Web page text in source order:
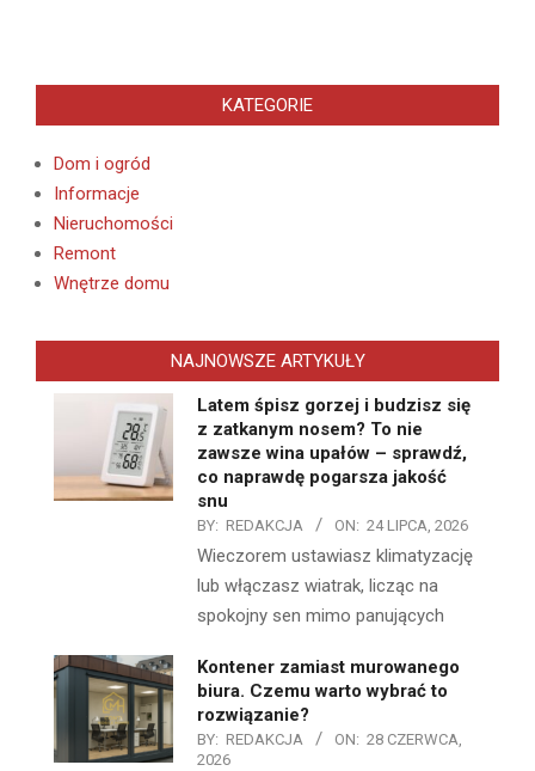
KATEGORIE
Dom i ogród
Informacje
Nieruchomości
Remont
Wnętrze domu
NAJNOWSZE ARTYKUŁY
Latem śpisz gorzej i budzisz się
z zatkanym nosem? To nie
zawsze wina upałów – sprawdź,
co naprawdę pogarsza jakość
snu
BY: REDAKCJA ON: 24 LIPCA, 2026
Wieczorem ustawiasz klimatyzację
lub włączasz wiatrak, licząc na
spokojny sen mimo panujących
Kontener zamiast murowanego
biura. Czemu warto wybrać to
rozwiązanie?
BY: REDAKCJA ON: 28 CZERWCA,
2026